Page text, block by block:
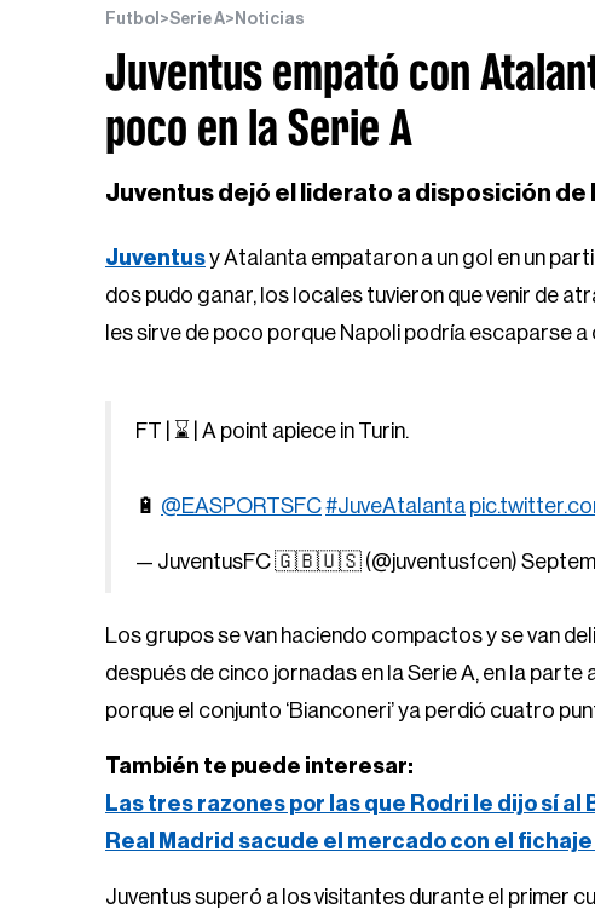
Futbol >Serie A> Noticias
Juventus empató con
poco en la Serie A
Juventus dejó el liderato a disposición de
Juventusy Atalanta empataron a un gol en un
dos pudo ganar, los locales tuvieron que venir de
les sirve de poco porque Napoli podría escaparse
FT | ⌛️ | A point apiece in Turin.
🔋 @EASPORTSFC#JuveAtalanta
— JuventusFC 🇬🇧🇺🇸 (@juventusfcen)
Los grupos se van haciendo compactos y se van
después de cinco jornadas en la Serie A, en la
porque el conjunto ‘Bianconeri’ ya perdió cuatro
También te puede interesar:
Las tres razones por las que Rodri le dijo sí al
Real Madrid sacude el mercado con el fichaje
Juventus superó a los visitantes durante el primer